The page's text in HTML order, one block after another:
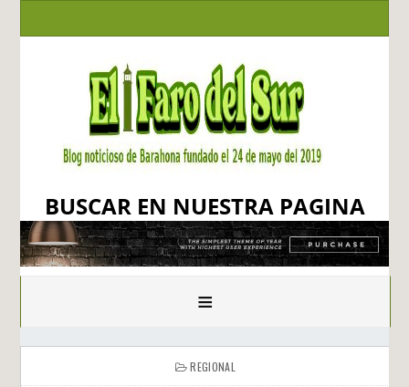
BUSCAR EN NUESTRA PAGINA
≡
REGIONAL